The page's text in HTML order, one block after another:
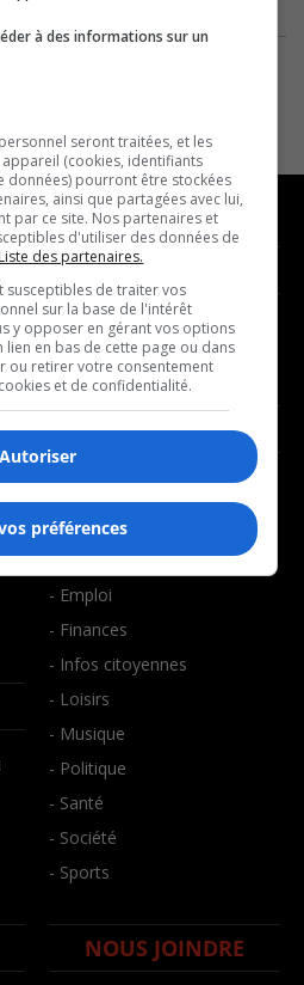
MUSIQUE
- Décompte franco
- Joué récemment
BALADOS
- Art de vivre
- Bien-être
- Emploi
- Finances
- Infos citoyennes
- Loisirs
- Musique
- Politique
- Santé
- Société
- Sports
NOUS JOINDRE
à des informations sur un
seront traitées, et les
(cookies, identifiants
données) pourront être stockées
ainsi que partagées avec lui,
par ce site. Nos partenaires et
d'utiliser des données de
Liste des partenaires.
susceptibles de traiter vos
sur la base de l'intérêt
y opposer en gérant vos options
lien en bas de cette page ou dans
ou retirer votre consentement
et de confidentialité.
Autoriser
préférences